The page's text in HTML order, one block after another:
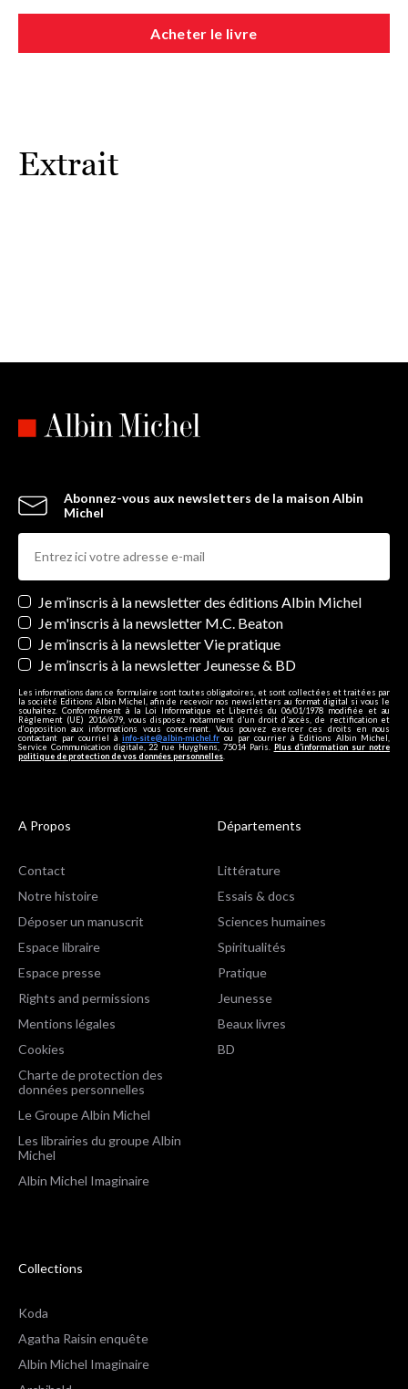
Acheter le livre
Extrait
Abonnez-vous aux newsletters de la maison Albin
Michel
Newsletters
Je m’inscris à la newsletter des éditions Albin Michel
Je m'inscris à la newsletter M.C. Beaton
Je m’inscris à la newsletter Vie pratique
Je m’inscris à la newsletter Jeunesse & BD
Les informations dans ce formulaire sont toutes obligatoires, et sont collectées et traitées par
la société Editions Albin Michel, afin de recevoir nos newsletters au format digital si vous le
souhaitez. Conformément à la Loi Informatique et Libertés du 06/01/1978 modifiée et au
Règlement (UE) 2016/679, vous disposez notamment d'un droit d'accès, de rectification et
d’opposition aux informations vous concernant. Vous pouvez exercer ces droits en nous
contactant par courriel à info-site@albin-michel.fr ou par courrier à Editions Albin Michel,
Service Communication digitale, 22 rue Huyghens, 75014 Paris. Plus d’information sur notre
politique de protection de vos données personnelles
A Propos
Contact
Notre histoire
Déposer un manuscrit
Espace libraire
Espace presse
Rights and permissions
Mentions légales
Cookies
Charte de protection des
données personnelles
Le Groupe Albin Michel
Les librairies du groupe Albin
Michel
Albin Michel Imaginaire
Départements
Littérature
Essais & docs
Sciences humaines
Spiritualités
Pratique
Jeunesse
Beaux livres
BD
Collections
Koda
Agatha Raisin enquête
Albin Michel Imaginaire